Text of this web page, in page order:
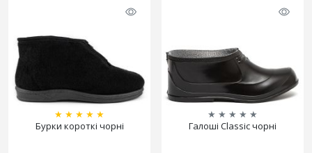
★ ★ ★ ★ ★
Бурки короткі чорні
★ ★ ★ ★ ★
Галоші Classic чорні